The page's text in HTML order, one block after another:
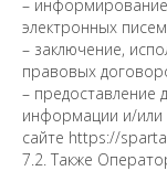
–
электронных
– заключение,
правовых
– предоставление
информации и/
сайте https://
7.2. Также